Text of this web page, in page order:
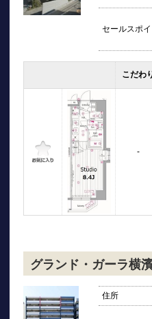
セールスポ
こだわ
-
グランド・ガーラ横
住所